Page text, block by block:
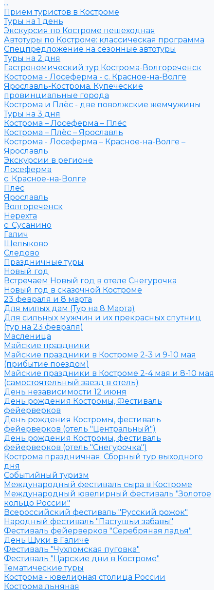
...
Прием туристов в Костроме
Туры на 1 день
Экскурсия по Костроме пешеходная
Автотуры по Костроме: классическая программа
Спецпредложение на сезонные автотуры
Туры на 2 дня
Гастрономический тур Кострома-Волгореченск
Кострома - Лосеферма - с. Красное-на-Волге
Ярославль-Кострома. Купеческие
провинциальные города
Кострома и Плёс - две поволжские жемчужины
Туры на 3 дня
Кострома – Лосеферма – Плёс
Кострома – Плёс – Ярославль
Кострома - Лосеферма – Красное-на-Волге –
Ярославль
Экскурсии в регионе
Лосеферма
с. Красное-на-Волге
Плёс
Ярославль
Волгореченск
Нерехта
с. Сусанино
Галич
Щелыково
Следово
Праздничные туры
Новый год
Встречаем Новый год в отеле Снегурочка
Новый год в сказочной Костроме
23 февраля и 8 марта
Для милых дам (Тур на 8 Марта)
Для сильных мужчин и их прекрасных спутниц
(тур на 23 февраля)
Масленица
Майские праздники
Майские праздники в Костроме 2-3 и 9-10 мая
(прибытие поездом)
Майские праздники в Костроме 2-4 мая и 8-10 мая
(самостоятельный заезд в отель)
День независимости 12 июня
День рождения Костромы, Фестиваль
фейерверков
День рождения Костромы, фестиваль
фейерверков (отель "Центральный")
День рождения Костромы, фестиваль
фейерверков (отель "Снегурочка")
Кострома праздничная. Сборный тур выходного
дня
Событийный туризм
Международный фестиваль сыра в Костроме
Международный ювелирный фестиваль "Золотое
кольцо России"
Всероссийский фестиваль "Русский рожок"
Народный фестиваль "Пастушьи забавы"
Фестиваль фейерверков "Серебряная ладья"
День Щуки в Галиче
Фестиваль "Чухломская пуговка"
Фестиваль "Царские дни в Костроме"
Тематические туры
Кострома - ювелирная столица России
Кострома льняная